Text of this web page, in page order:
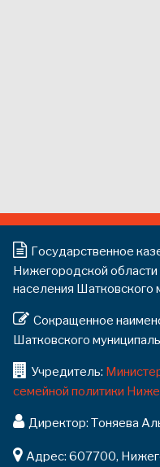
Государственное
Нижегородской
населения Шатковского
Сокращенное
Шатковского
Учредитель:
семейной политики
Директор: Тоняева
Адрес: 607700,